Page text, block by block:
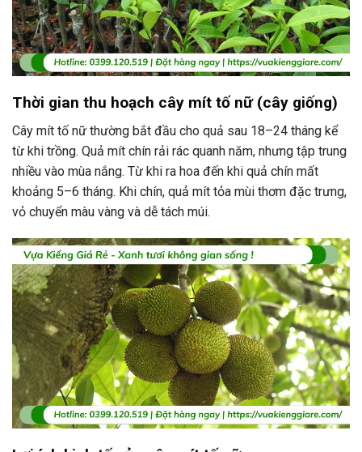
Thời gian thu hoạch cây mít tố nữ (cây giống)
Cây mít tố nữ thường bắt đầu cho quả sau 18–24 tháng kể
từ khi trồng. Quả mít chín rải rác quanh năm, nhưng tập trung
nhiều vào mùa nắng. Từ khi ra hoa đến khi quả chín mất
khoảng 5–6 tháng. Khi chín, quả mít tỏa mùi thơm đặc trưng,
vỏ chuyển màu vàng và dễ tách múi.